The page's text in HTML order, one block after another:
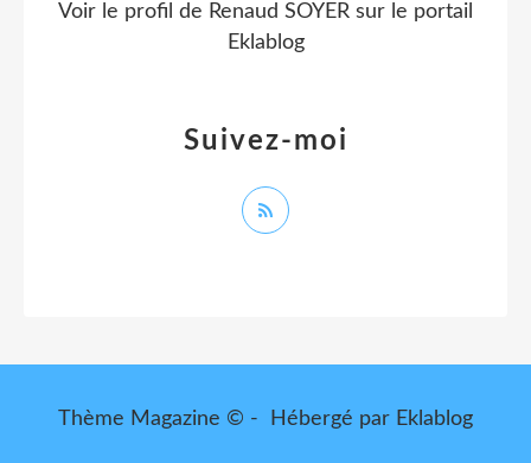
Suivez-moi
Voir le profil de Renaud SOYER sur le portail
Eklablog
Thème Magazine © - Hébergé par Eklablog